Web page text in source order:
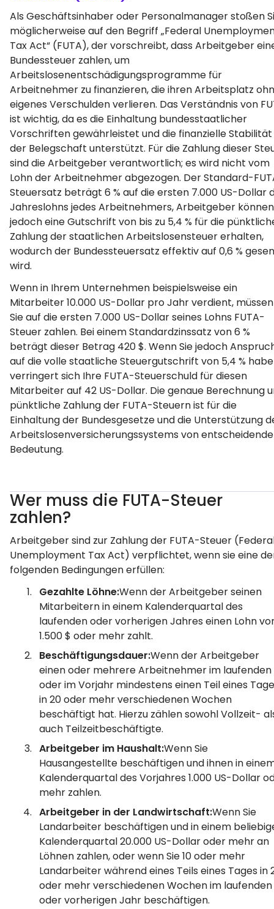
Als Geschäftsinhaber oder Personalmanager stoßen
möglicherweise auf den Begriff „Federal
Tax Act“ (FUTA), der vorschreibt, dass Arbeitgeber
Bundessteuer zahlen, um
Arbeitslosenentschädigungsprogramme für
Arbeitnehmer zu finanzieren, die ihren Arbeitsplatz
eigenes Verschulden verlieren. Das Verständnis von
ist wichtig, da es die Einhaltung bundesstaatlicher
Vorschriften gewährleistet und die finanzielle Stabilität
der Belegschaft unterstützt. Für die Zahlung dieser
sind die Arbeitgeber verantwortlich; es wird nicht vom
Lohn der Arbeitnehmer abgezogen. Der Standard-
Steuersatz beträgt 6 % auf die ersten 7.000 US-Dollar
Jahreslohns jedes Arbeitnehmers, Arbeitgeber können
jedoch eine Gutschrift von bis zu 5,4 % für die
Zahlung der staatlichen Arbeitslosensteuer erhalten,
wodurch der Bundessteuersatz effektiv auf 0,6 %
wird.
Wenn in Ihrem Unternehmen beispielsweise ein
Mitarbeiter 10.000 US-Dollar pro Jahr verdient, müssen
Sie auf die ersten 7.000 US-Dollar seines Lohns FUTA-
Steuer zahlen. Bei einem Standardzinssatz von 6 %
beträgt dieser Betrag 420 $. Wenn Sie jedoch
auf die volle staatliche Steuergutschrift von 5,4 %
verringert sich Ihre FUTA-Steuerschuld für diesen
Mitarbeiter auf 42 US-Dollar. Die genaue Berechnung
pünktliche Zahlung der FUTA-Steuern ist für die
Einhaltung der Bundesgesetze und die Unterstützung
Arbeitslosenversicherungssystems von
Bedeutung.
Wer muss die FUTA-Steuer
zahlen?
Arbeitgeber sind zur Zahlung der FUTA-Steuer
Unemployment Tax Act) verpflichtet, wenn sie eine
folgenden Bedingungen erfüllen:
Gezahlte Löhne:Wenn der Arbeitgeber seinen
Mitarbeitern in einem Kalenderquartal des
laufenden oder vorherigen Jahres einen Lohn
1.500 $ oder mehr zahlt.
Beschäftigungsdauer:Wenn der Arbeitgeber
einen oder mehrere Arbeitnehmer im laufenden
oder im Vorjahr mindestens einen Teil eines
in 20 oder mehr verschiedenen Wochen
beschäftigt hat. Hierzu zählen sowohl Vollzeit-
auch Teilzeitbeschäftigte.
Arbeitgeber im Haushalt:Wenn Sie
Hausangestellte beschäftigen und ihnen in
Kalenderquartal des Vorjahres 1.000 US-Dollar
mehr zahlen.
Arbeitgeber in der Landwirtschaft:Wenn Sie
Landarbeiter beschäftigen und in einem
Kalenderquartal 20.000 US-Dollar oder mehr an
Löhnen zahlen, oder wenn Sie 10 oder mehr
Landarbeiter während eines Teils eines Tages in
oder mehr verschiedenen Wochen im laufenden
oder vorherigen Jahr beschäftigen.